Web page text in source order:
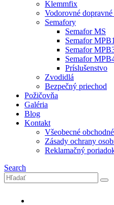
Klemmfix
Vodorovné dopravné
Semafory
Semafor MS
Semafor
Semafor
Semafor
Príslušenstvo
Zvodidlá
Bezpečný priechod
Požičovňa
Galéria
Blog
Kontakt
Všeobecné
Zásady ochrany
Reklamačný
Search